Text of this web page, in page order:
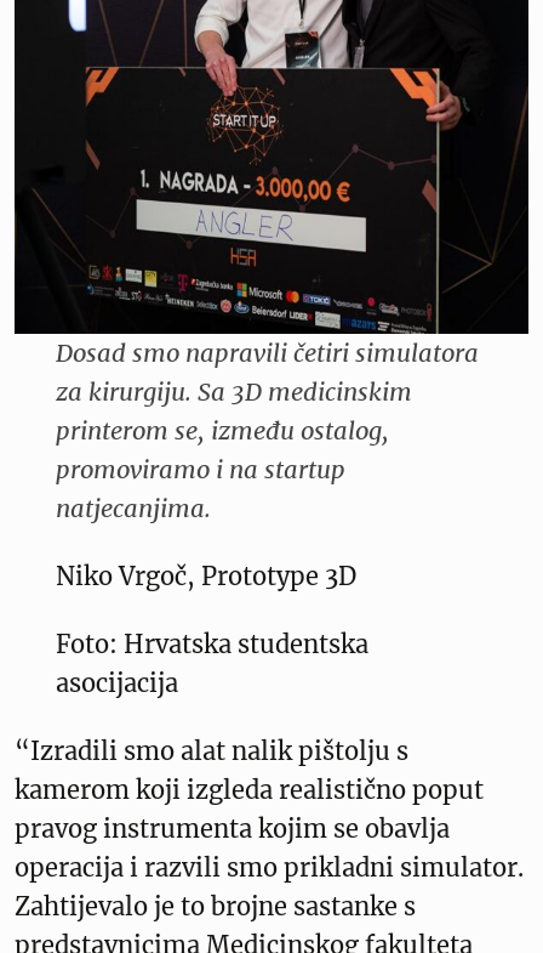
Dosad smo napravili četiri simulatora
za kirurgiju. Sa 3D medicinskim
printerom se, između ostalog,
promoviramo i na startup
natjecanjima.
Niko Vrgoč, Prototype 3D
Foto: Hrvatska studentska
asocijacija
“Izradili smo alat nalik pištolju s
kamerom koji izgleda realistično poput
pravog instrumenta kojim se obavlja
operacija i razvili smo prikladni simulator.
Zahtijevalo je to brojne sastanke s
predstavnicima Medicinskog fakulteta